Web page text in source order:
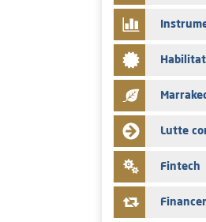
03/08/2026
L' AMMC publie
capitaux pour le
31/07/2026
L’AMMC met sur
par les
31/07/2026
VEOLIA
définitif relatif à
Lutte
Fintech